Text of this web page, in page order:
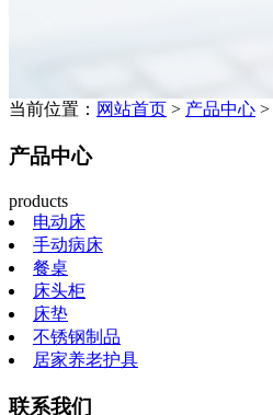
当前位置： 网站首页 > 产品中心 >
产品中心
products
电动床
手动病床
餐桌
床头柜
床垫
不锈钢制品
居家养老护具
联系我们